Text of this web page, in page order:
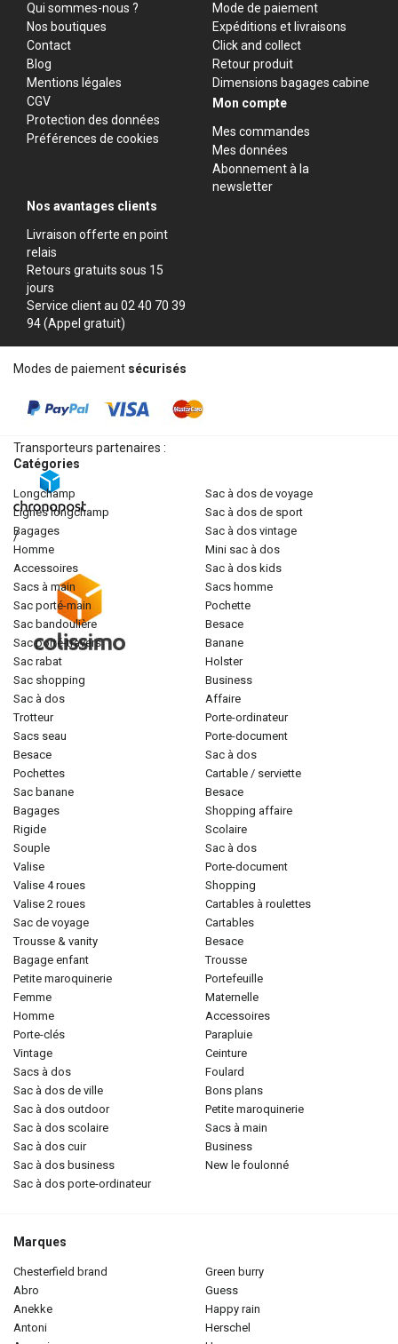
Qui sommes-nous ?
Nos boutiques
Contact
Blog
Mentions légales
CGV
Protection des données
Préférences de cookies
Mode de paiement
Expéditions et livraisons
Click and collect
Retour produit
Dimensions bagages cabine
Mon compte
Mes commandes
Mes données
Abonnement à la
newsletter
Nos avantages clients
Livraison offerte en point
relais
Retours gratuits sous 15
jours
Service client au 02 40 70 39
94 (Appel gratuit)
Modes de paiement sécurisés
Transporteurs partenaires :
/
Catégories
longchamp
lignes longchamp
bagages
homme
accessoires
sacs à main
sac porté-main
sac bandoulière
sac porté-travers
sac rabat
sac shopping
sac à dos
trotteur
sacs seau
besace
pochettes
sac banane
bagages
rigide
souple
valise
valise 4 roues
valise 2 roues
sac de voyage
trousse & vanity
bagage enfant
petite maroquinerie
femme
homme
porte-clés
vintage
sacs à dos
sac à dos de ville
sac à dos outdoor
sac à dos scolaire
sac à dos cuir
sac à dos business
sac à dos porte-ordinateur
sac à dos de voyage
sac à dos de sport
sac à dos vintage
mini sac à dos
sac à dos kids
sacs homme
pochette
besace
banane
holster
business
affaire
porte-ordinateur
porte-document
sac à dos
cartable / serviette
besace
shopping affaire
scolaire
sac à dos
porte-document
shopping
cartables à roulettes
cartables
besace
trousse
portefeuille
maternelle
accessoires
parapluie
ceinture
foulard
bons plans
petite maroquinerie
sacs à main
business
new le foulonné
Marques
chesterfield brand
abro
anekke
antoni
green burry
guess
happy rain
herschel